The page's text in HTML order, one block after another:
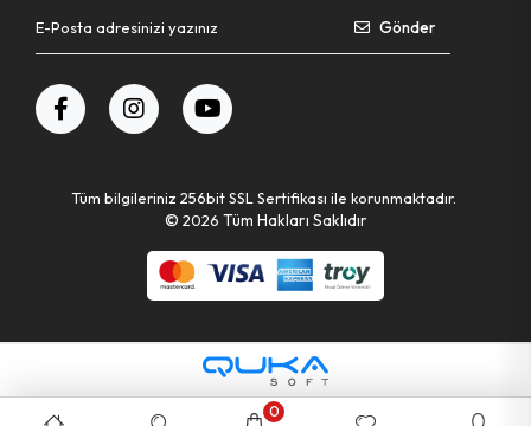
Gönder
Tüm bilgileriniz 256bit SSL Sertifikası ile korunmaktadır.
© 2026 Tüm Hakları Saklıdır
0